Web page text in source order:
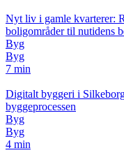
Nyt liv i gamle kvarterer:
boligområder til nutidens
Byg
Byg
7 min
Digitalt byggeri i
byggeprocessen
Byg
Byg
4 min